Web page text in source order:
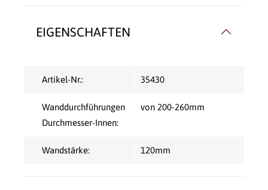
EIGENSCHAFTEN
Artikel-Nr.: 35430
Wanddurchführungen
Durchmesser-Innen:
von 200-260mm
Wandstärke: 120mm